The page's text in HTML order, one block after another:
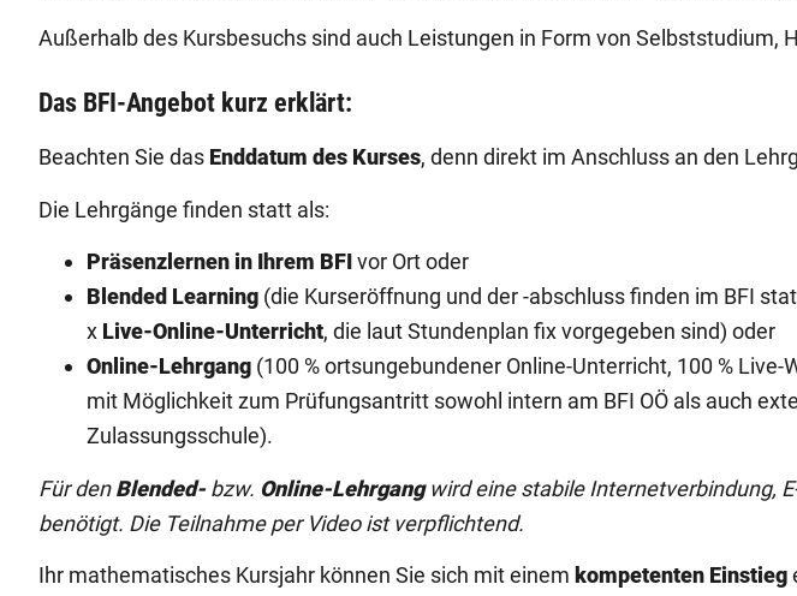
Außerhalb des Kursbesuchs sind auch Leistungen in Form von Selbststudium,
Das BFI-Angebot kurz erklärt:
Beachten Sie das Enddatum des Kurses, denn direkt im Anschluss an den
Die Lehrgänge finden statt als:
Präsenzlernen in Ihrem BFIvor Ort oder
Blended Learning (die Kurseröffnung und der -abschluss finden im BFI
x Live-Online-Unterricht, die laut Stundenplan fix vorgegeben sind) oder
Online-Lehrgang (100 % ortsungebundener Online-Unterricht, 100 % Live-
mit Möglichkeit zum Prüfungsantritt sowohl intern am BFI OÖ als auch
Zulassungsschule).
Für denBlended-bzw. Online-Lehrgangwird eine stabile Internetverbindung,
benötigt. Die Teilnahme per Video ist verpflichtend.
Ihr mathematisches Kursjahr können Sie sich mit einem kompetenten Einstieg